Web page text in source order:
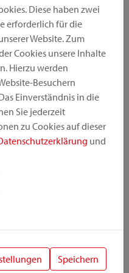
Diese haben zwei
erforderlich für die
Website. Zum
Cookies unsere Inhalte
Hierzu werden
Besuchern
Einverständnis in die
Sie jederzeit
zu Cookies auf dieser
und
Speichern